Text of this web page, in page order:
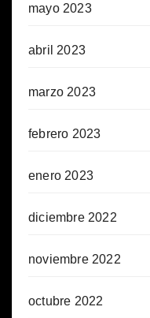
mayo 2023
abril 2023
marzo 2023
febrero 2023
enero 2023
diciembre 2022
noviembre 2022
octubre 2022